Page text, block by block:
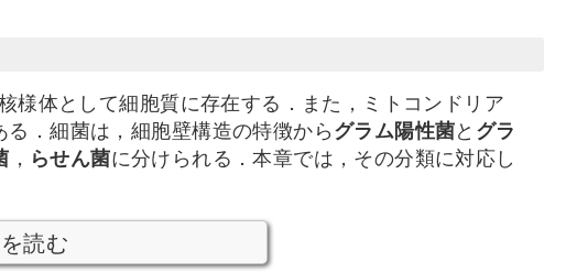
様体として細胞質に存在する．また，ミトコンドリア
．細菌は，細胞壁構造の特徴からグラム陽性菌と グラ
， らせん菌に分けられる．本章では，その分類に対応し
読む